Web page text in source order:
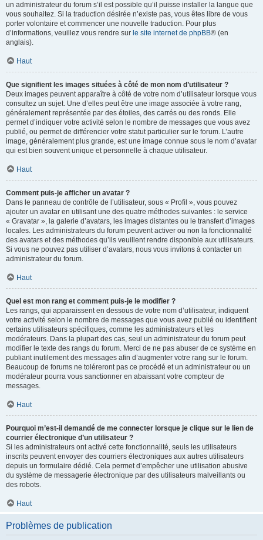
un administrateur du forum s’il est possible qu’il puisse installer la langue que
vous souhaitez. Si la traduction désirée n’existe pas, vous êtes libre de vous
porter volontaire et commencer une nouvelle traduction. Pour plus
d’informations, veuillez vous rendre sur le site internet de phpBB® (en
anglais).
Haut
Que signifient les images situées à côté de mon nom d’utilisateur ?
Deux images peuvent apparaître à côté de votre nom d’utilisateur lorsque vous
consultez un sujet. Une d’elles peut être une image associée à votre rang,
généralement représentée par des étoiles, des carrés ou des ronds. Elle
permet d’indiquer votre activité selon le nombre de messages que vous avez
publié, ou permet de différencier votre statut particulier sur le forum. L’autre
image, généralement plus grande, est une image connue sous le nom d’avatar
qui est bien souvent unique et personnelle à chaque utilisateur.
Haut
Comment puis-je afficher un avatar ?
Dans le panneau de contrôle de l’utilisateur, sous « Profil », vous pouvez
ajouter un avatar en utilisant une des quatre méthodes suivantes : le service
« Gravatar », la galerie d’avatars, les images distantes ou le transfert d’images
locales. Les administrateurs du forum peuvent activer ou non la fonctionnalité
des avatars et des méthodes qu’ils veuillent rendre disponible aux utilisateurs.
Si vous ne pouvez pas utiliser d’avatars, nous vous invitons à contacter un
administrateur du forum.
Haut
Quel est mon rang et comment puis-je le modifier ?
Les rangs, qui apparaissent en dessous de votre nom d’utilisateur, indiquent
votre activité selon le nombre de messages que vous avez publié ou identifient
certains utilisateurs spécifiques, comme les administrateurs et les
modérateurs. Dans la plupart des cas, seul un administrateur du forum peut
modifier le texte des rangs du forum. Merci de ne pas abuser de ce système en
publiant inutilement des messages afin d’augmenter votre rang sur le forum.
Beaucoup de forums ne toléreront pas ce procédé et un administrateur ou un
modérateur pourra vous sanctionner en abaissant votre compteur de
messages.
Haut
Pourquoi m’est-il demandé de me connecter lorsque je clique sur le lien de
courrier électronique d’un utilisateur ?
Si les administrateurs ont activé cette fonctionnalité, seuls les utilisateurs
inscrits peuvent envoyer des courriers électroniques aux autres utilisateurs
depuis un formulaire dédié. Cela permet d’empêcher une utilisation abusive
du système de messagerie électronique par des utilisateurs malveillants ou
des robots.
Haut
Problèmes de publication